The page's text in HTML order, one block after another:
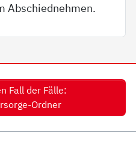
Abschiednehmen.
Fall der Fälle:
Ordner